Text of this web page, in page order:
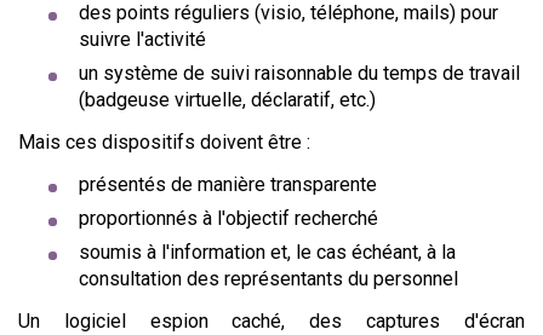
des points réguliers (visio, téléphone, mails) pour
suivre l'activité
un système de suivi raisonnable du temps de travail
(badgeuse virtuelle, déclaratif, etc.)
Mais ces dispositifs doivent être :
présentés de manière transparente
proportionnés à l'objectif recherché
soumis à l'information et, le cas échéant, à la
consultation des représentants du personnel
Un logiciel espion caché, des captures d'écran